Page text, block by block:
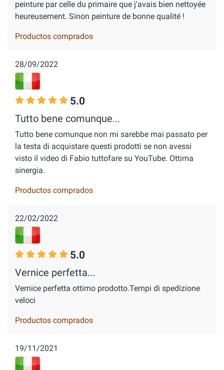
peinture par celle du primaire que j'avais bien nettoyée
heureusement. Sinon peinture de bonne qualité !
Productos comprados
28/09/2022
5.0
Tutto bene comunque...
Tutto bene comunque non mi sarebbe mai passato per
la testa di acquistare questi prodotti se non avessi
visto il video di Fabio tuttofare su YouTube. Ottima
sinergia.
Productos comprados
22/02/2022
5.0
Vernice perfetta...
Vernice perfetta ottimo prodotto.Tempi di spedizione
veloci
Productos comprados
19/11/2021